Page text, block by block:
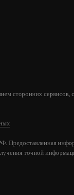
сторонних сервисов,
точной